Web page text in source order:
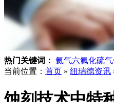
热门关键词： 氦气六氟化硫
当前位置： 首页 » 纽瑞德资讯